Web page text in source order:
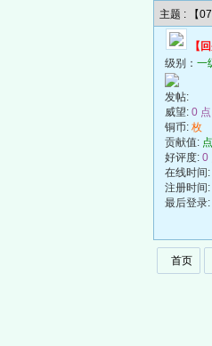
主题 : 【
【
级别： 一
发帖:
威望: 0 点
铜币: 枚
贡献值: 点
好评度: 0
在线时间
注册时间:
最后登录:
首页